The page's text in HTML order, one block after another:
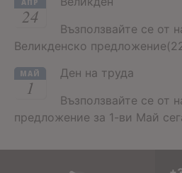
АПР
24
Възползвайте се от
Великденско
МАЙ
1
Ден на труда
Възползвайте се от
предложение за 1-ви Май